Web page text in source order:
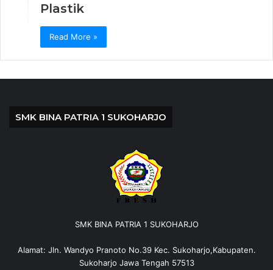
Plastik
Read More »
SMK BINA PATRIA 1 SUKOHARJO
SMK BINA PATRIA 1 SUKOHARJO
Alamat: Jln. Wandyo Pranoto No.39 Kec. Sukoharjo,Kabupaten.
Sukoharjo Jawa Tengah 57513